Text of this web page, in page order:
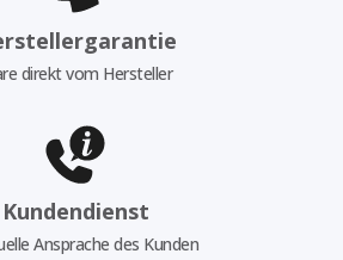
direkt vom Hersteller
Kundendienst
Ansprache des Kunden